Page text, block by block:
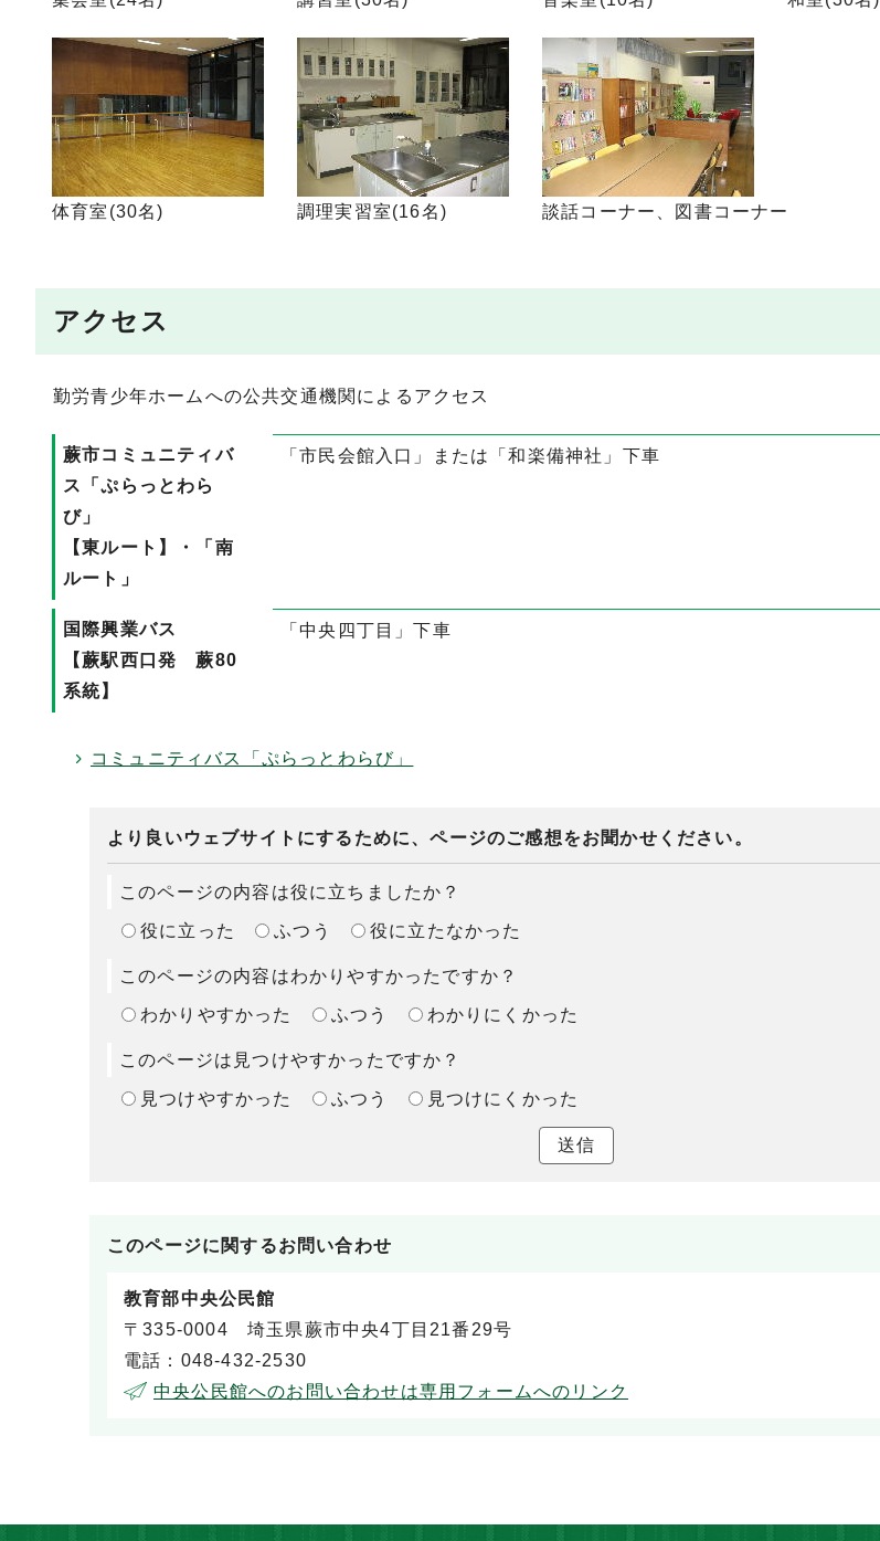
体育室(30名) 調理実習室(16名) 談話コーナー、図書コーナー
アクセス
勤労青少年ホームへの公共交通機関によるアクセス
蕨市コミュニティバ
ス「ぷらっとわら
び」
【東ルート】・「南
ルート」
「市民会館入口」または「和楽備神社」下車
国際興業バス
【蕨駅西口発 蕨80
系統】
「中央四丁目」下車
コミュニティバス「ぷらっとわらび」
より良いウェブサイトにするために、ページのご感想をお聞かせください。
このページの内容は役に立ちましたか？
役に立った ふつう 役に立たなかった
このページの内容はわかりやすかったですか？
わかりやすかった ふつう わかりにくかった
このページは見つけやすかったですか？
見つけやすかった ふつう 見つけにくかった
送信
このページに関するお問い合わせ
教育部中央公民館
〒335-0004 埼玉県蕨市中央4丁目21番29号
電話：048-432-2530
中央公民館へのお問い合わせは専用フォームへのリンク